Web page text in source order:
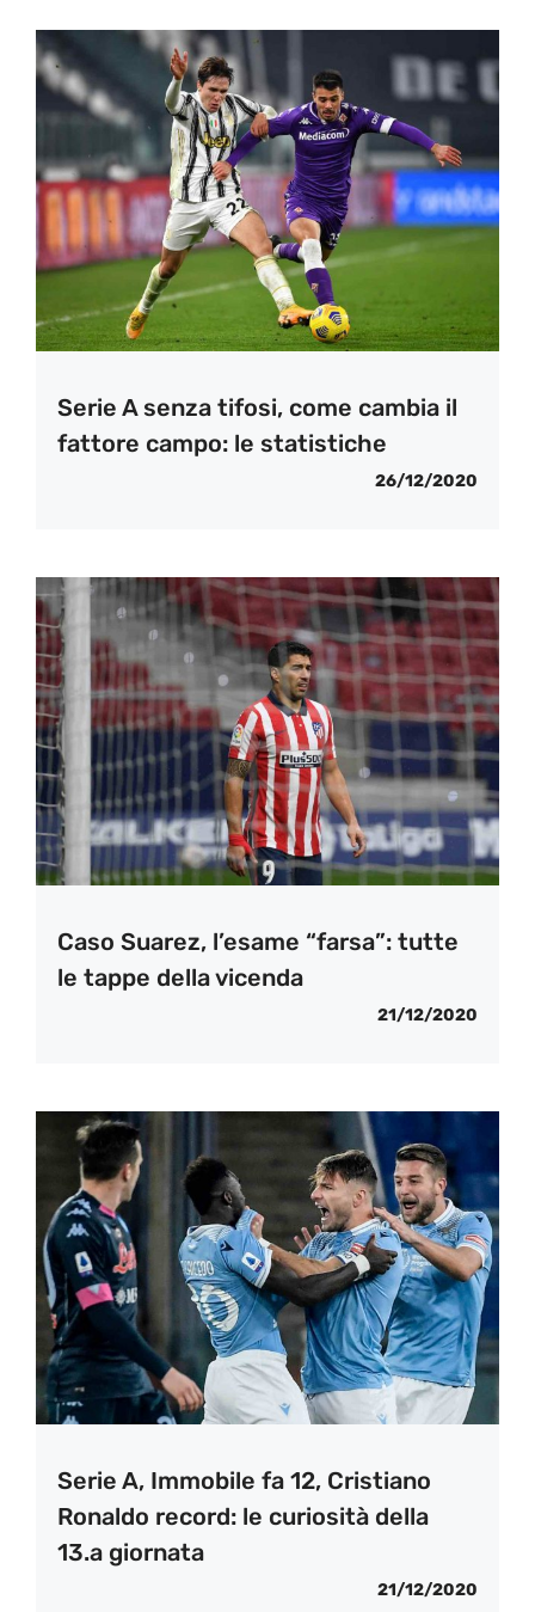
Serie A senza tifosi, come cambia il
fattore campo: le statistiche
26/12/2020
Caso Suarez, l’esame “farsa”: tutte
le tappe della vicenda
21/12/2020
Serie A, Immobile fa 12, Cristiano
Ronaldo record: le curiosità della
13.a giornata
21/12/2020